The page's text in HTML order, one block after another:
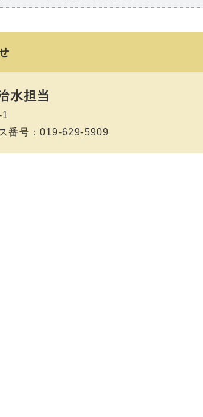
担当
番号：019-629-5909